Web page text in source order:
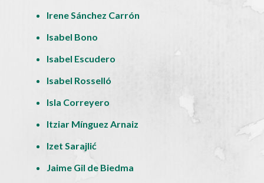
Irene Sánchez Carrón
Isabel Bono
Isabel Escudero
Isabel Rosselló
Isla Correyero
Itziar Mínguez Arnaiz
Izet Sarajlić
Jaime Gil de Biedma